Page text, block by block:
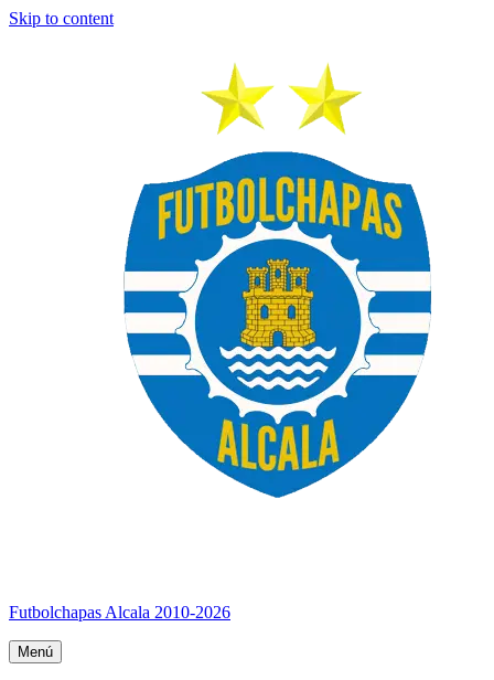
Skip to content
Futbolchapas Alcala 2010-2026
Menú